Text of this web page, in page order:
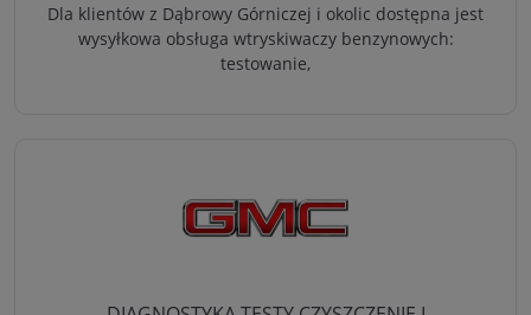
Dla klientów z Dąbrowy Górniczej i okolic dostępna jest
wysyłkowa obsługa wtryskiwaczy benzynowych:
testowanie,